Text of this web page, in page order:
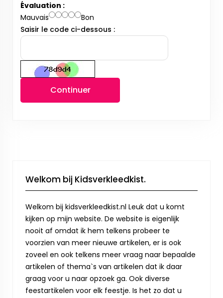
Évaluation :
Mauvais
Bon
Saisir le code ci-dessous :
Continuer
Welkom bij Kidsverkleedkist.
Welkom bij kidsverkleedkist.nl Leuk dat u komt
kijken op mijn website. De website is eigenlijk
nooit af omdat ik hem telkens probeer te
voorzien van meer nieuwe artikelen, er is ook
zoveel en ook telkens meer vraag naar bepaalde
artikelen of thema`s van artikelen dat ik daar
graag voor u naar opzoek ga. Ook diverse
feestartikelen voor elk feestje. Is het zo dat u